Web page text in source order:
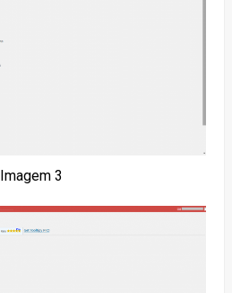
Imagem 3